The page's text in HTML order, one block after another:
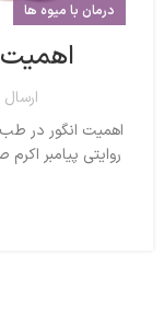
درمان با میوه ها
اهمیت انگور در
روایتی پیامبر